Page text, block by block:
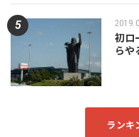
初ロ
ら
ランキ